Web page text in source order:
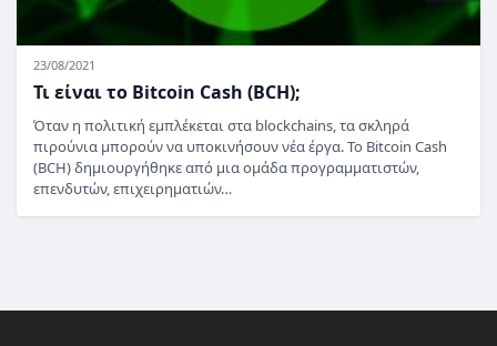
23/08/2021
Τι είναι το Bitcoin Cash (BCH);
Όταν η πολιτική εμπλέκεται στα blockchains, τα σκληρά
πιρούνια μπορούν να υποκινήσουν νέα έργα. Το Bitcoin Cash
(BCH) δημιουργήθηκε από μια ομάδα προγραμματιστών,
επενδυτών, επιχειρηματιών…